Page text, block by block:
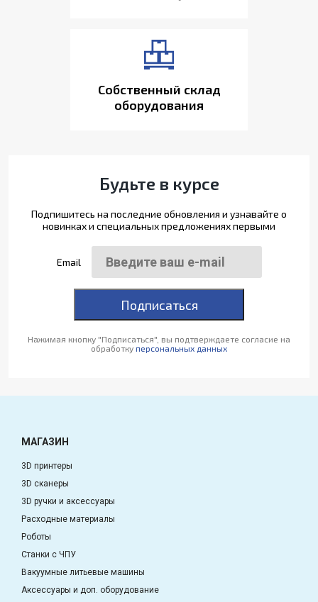
Собственный склад
оборудования
Будьте в курсе
Подпишитесь на последние обновления и узнавайте о
новинках и специальных предложениях первыми
Email
Подписаться
Нажимая кнопку "Подписаться", вы подтверждаете согласие на
обработку персональных данных
МАГАЗИН
3D принтеры
3D сканеры
3D ручки и аксессуары
Расходные материалы
Роботы
Станки с ЧПУ
Вакуумные литьевые машины
Аксессуары и доп. оборудование